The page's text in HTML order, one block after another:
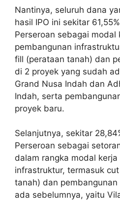
Nantinya, seluruh dana
hasil IPO ini sekitar
Perseroan sebagai modal
pembangunan
fill (perataan tanah) dan
di 2 proyek yang sudah
Grand Nusa Indah dan
Indah, serta
proyek baru.
Selanjutnya, sekitar
Perseroan sebagai
dalam rangka modal
infrastruktur, termasuk
tanah) dan
ada sebelumnya, yaitu